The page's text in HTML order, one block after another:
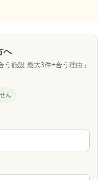
へ
施設 最大3件+合う理由」
ん